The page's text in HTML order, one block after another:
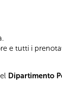
e tutti i
Dipartimento